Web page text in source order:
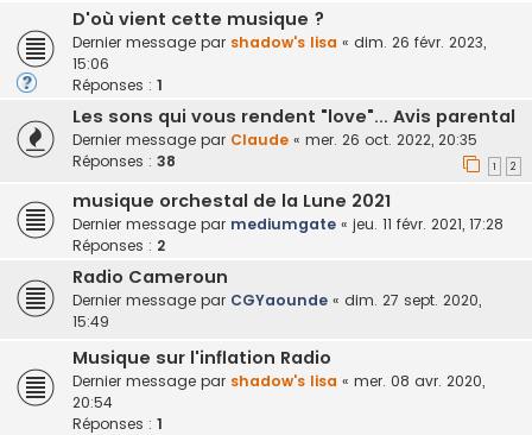
D'où vient cette musique ?
Dernier message par shadow's lisa « dim. 26 févr. 2023,
15:06
Réponses : 1
Les sons qui vous rendent "love"... Avis parental
Dernier message par Claude « mer. 26 oct. 2022, 20:35
Réponses : 38 1 2
musique orchestal de la Lune 2021
Dernier message par mediumgate « jeu. 11 févr. 2021, 17:28
Réponses : 2
Radio Cameroun
Dernier message par CGYaounde « dim. 27 sept. 2020,
15:49
Musique sur l'inflation Radio
Dernier message par shadow's lisa « mer. 08 avr. 2020,
20:54
Réponses : 1